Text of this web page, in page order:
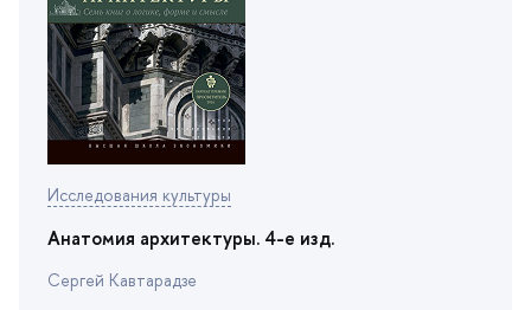
Исследования культуры
Анатомия архитектуры. 4-е изд.
Сергей Кавтарадзе